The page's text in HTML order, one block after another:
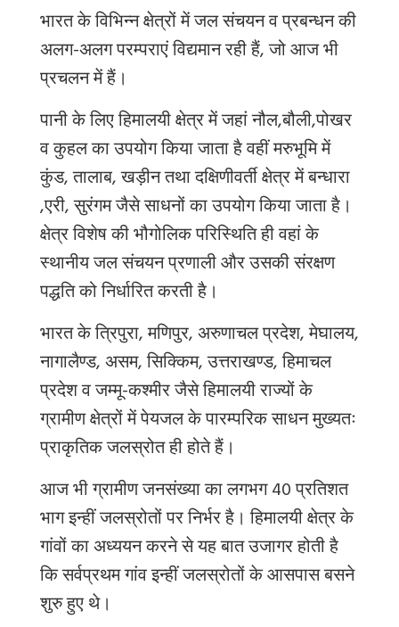
भारतकेविभिन्नक्षेत्रोंमेंजलसंचयनवप्रबन्धनकी
अलग-अलगपरम्पराएंविद्यमानरहीहैं,जोआजभी
प्रचलनमेंहैं।
पानीकेलिएहिमालयीक्षेत्रमेंजहांनौल,बौली,पोखर
वकुहलकाउपयोगकियाजाताहैवहींमरुभूमिमें
कुंड,तालाब,खड़ीनतथादक्षिणीवर्तीक्षेत्रमेंबन्धारा
,एरी,सुरंगमजैसेसाधनोंकाउपयोगकियाजाताहै।
क्षेत्रविशेषकीभौगोलिकपरिस्थितिहीवहांके
स्थानीयजलसंचयनप्रणालीऔरउसकीसंरक्षण
पद्धतिकोनिर्धारितकरतीहै।
भारतकेत्रिपुरा,मणिपुर,अरुणाचलप्रदेश,मेघालय,
नागालैण्ड,असम,सिक्किम,उत्तराखण्ड,हिमाचल
प्रदेशवजम्मू-कश्मीरजैसेहिमालयीराज्योंके
ग्रामीणक्षेत्रोंमेंपेयजलकेपारम्परिकसाधनमुख्यतः
प्राकृतिकजलस्रोतहीहोतेहैं।
आजभीग्रामीणजनसंख्याकालगभग40प्रतिशत
भागइन्हींजलस्रोतोंपरनिर्भरहै। हिमालयीक्षेत्रके
गांवोंकाअध्ययनकरनेसेयहबातउजागरहोतीहै
किसर्वप्रथमगांवइन्हींजलस्रोतोंकेआसपासबसने
शुरुहुएथे।